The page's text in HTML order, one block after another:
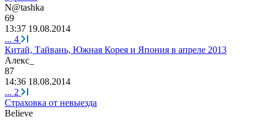
N@tashka
69
13:37 19.08.2014
... 4
Китай, Тайвань, Южная Корея и Япония в апреле 2013
Алекс
87
14:36 18.08.2014
... 2
Страховка от невыезда
Believe